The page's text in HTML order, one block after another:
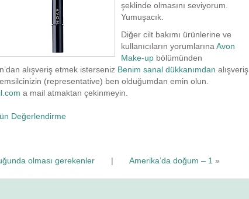
şeklinde olmasını seviyorum.
Yumuşacık.
Diğer cilt bakımı ürünlerine ve
kullanıcıların yorumlarına Avon
Make-up bölümünden
alışveriş etmek isterseniz Benim sanal dükkanımdan alışveriş
(representative) ben olduğumdan emin olun.
a mail atmaktan çekinmeyin.
Değerlendirme
olması gerekenler| Amerika’da doğum – 1 »